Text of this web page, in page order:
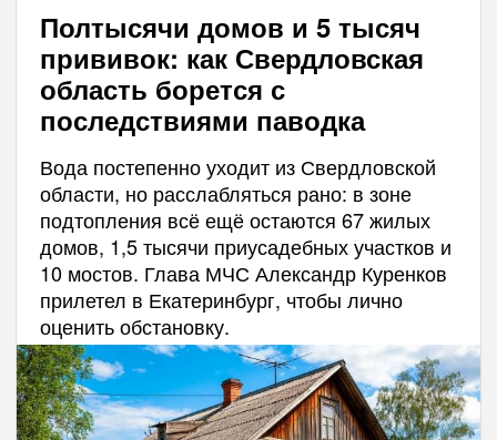
Полтысячи домов и 5 тысяч
прививок: как Свердловская
область борется с
последствиями паводка
Вода постепенно уходит из Свердловской
области, но расслабляться рано: в зоне
подтопления всё ещё остаются 67 жилых
домов, 1,5 тысячи приусадебных участков и
10 мостов. Глава МЧС Александр Куренков
прилетел в Екатеринбург, чтобы лично
оценить обстановку.